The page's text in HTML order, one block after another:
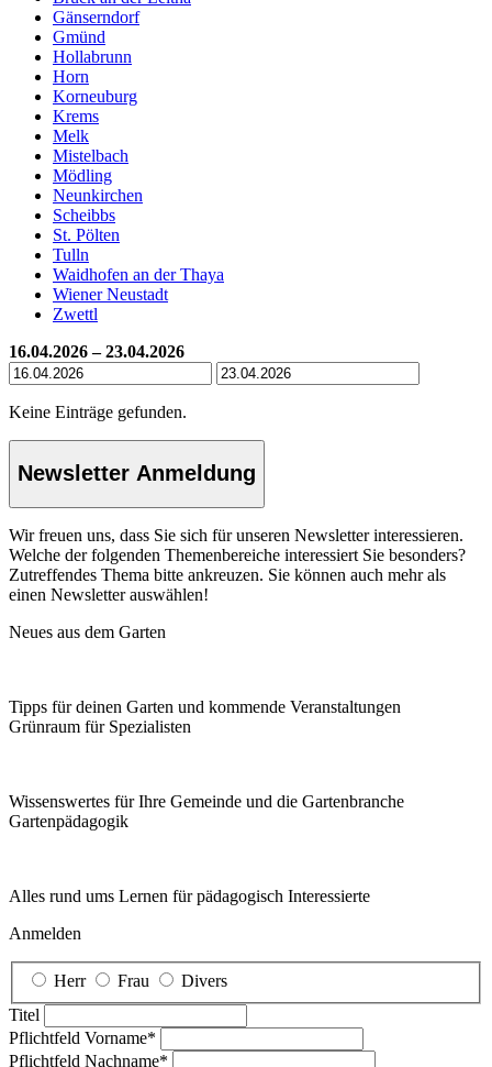
Gänserndorf
Gmünd
Hollabrunn
Horn
Korneuburg
Krems
Melk
Mistelbach
Mödling
Neunkirchen
Scheibbs
St. Pölten
Tulln
Waidhofen an der Thaya
Wiener Neustadt
Zwettl
16.04.2026 – 23.04.2026
Keine Einträge gefunden.
Newsletter Anmeldung
Wir freuen uns, dass Sie sich für unseren Newsletter interessieren.
Welche der folgenden Themenbereiche interessiert Sie besonders?
Zutreffendes Thema bitte ankreuzen. Sie können auch mehr als
einen Newsletter auswählen!
Neues aus dem Garten
Tipps für deinen Garten und kommende Veranstaltungen
Grünraum für Spezialisten
Wissenswertes für Ihre Gemeinde und die Gartenbranche
Garten­pädagogik
Alles rund ums Lernen für pädagogisch Interessierte
Anmelden
Herr Frau
Divers
Titel
Pflichtfeld Vorname*
Pflichtfeld Nachname*